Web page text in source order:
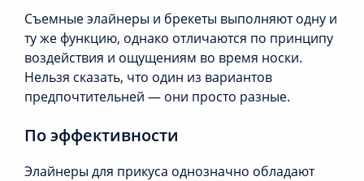
Съемные элайнеры и брекеты выполняют одну и
ту же функцию, однако отличаются по принципу
воздействия и ощущениям во время носки.
Нельзя сказать, что один из вариантов
предпочтительней — они просто разные.
По эффективности
Элайнеры для прикуса однозначно обладают